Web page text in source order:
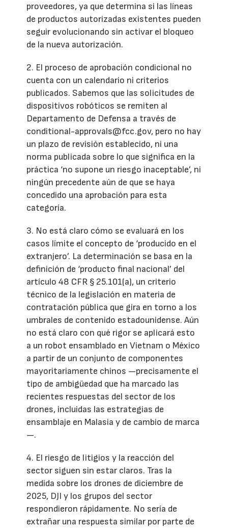
proveedores, ya que determina si las líneas
de productos autorizadas existentes pueden
seguir evolucionando sin activar el bloqueo
de la nueva autorización.
2. El proceso de aprobación condicional no
cuenta con un calendario ni criterios
publicados. Sabemos que las solicitudes de
dispositivos robóticos se remiten al
Departamento de Defensa a través de
conditional-approvals@fcc.gov, pero no hay
un plazo de revisión establecido, ni una
norma publicada sobre lo que significa en la
práctica ‘no supone un riesgo inaceptable’, ni
ningún precedente aún de que se haya
concedido una aprobación para esta
categoría.
3. No está claro cómo se evaluará en los
casos límite el concepto de ‘producido en el
extranjero’. La determinación se basa en la
definición de ‘producto final nacional’ del
artículo 48 CFR § 25.101(a), un criterio
técnico de la legislación en materia de
contratación pública que gira en torno a los
umbrales de contenido estadounidense. Aún
no está claro con qué rigor se aplicará esto
a un robot ensamblado en Vietnam o México
a partir de un conjunto de componentes
mayoritariamente chinos —precisamente el
tipo de ambigüedad que ha marcado las
recientes respuestas del sector de los
drones, incluidas las estrategias de
ensamblaje en Malasia y de cambio de marca
—.
4. El riesgo de litigios y la reacción del
sector siguen sin estar claros. Tras la
medida sobre los drones de diciembre de
2025, DJI y los grupos del sector
respondieron rápidamente. No sería de
extrañar una respuesta similar por parte de